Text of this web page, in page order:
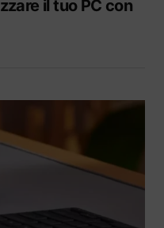
il tuo PC con